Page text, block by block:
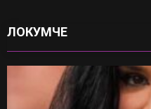
ЛОКУМЧЕ